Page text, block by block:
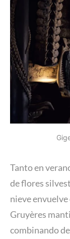
Tanto en
de flores
nieve
Gruyères
combinando